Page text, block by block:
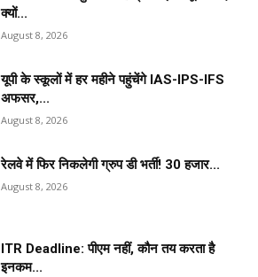
क्यों...
August 8, 2026
यूपी के स्कूलों में हर महीने पहुंचेंगे IAS-IPS-IFS
अफसर,...
August 8, 2026
रेलवे में फिर निकलेगी ग्रुप डी भर्ती! 30 हजार...
August 8, 2026
ITR Deadline: पीएम नहीं, कौन तय करता है
इनकम...